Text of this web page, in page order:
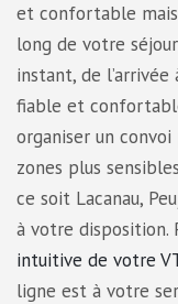
et confortable
long de votre
instant, de l’arrivée
fiable et
organiser un
zones plus
ce soit Lacanau,
à votre disposition.
intuitive de votre
ligne est à votre